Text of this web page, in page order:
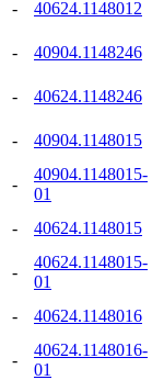
-
40624.1148012
-
40904.1148246
-
40624.1148246
-
40904.1148015
-
40904.1148015-
01
-
40624.1148015
-
40624.1148015-
01
-
40624.1148016
-
40624.1148016-
01